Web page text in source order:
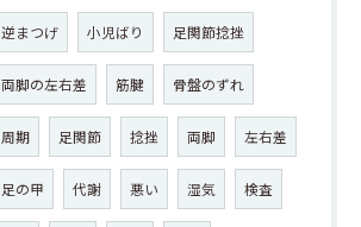
逆まつげ 小児ばり 足関節捻挫
両脚の左右差 筋腱 骨盤のずれ
周期 足関節 捻挫 両脚 左右差
足の甲 代謝 悪い 湿気 検査